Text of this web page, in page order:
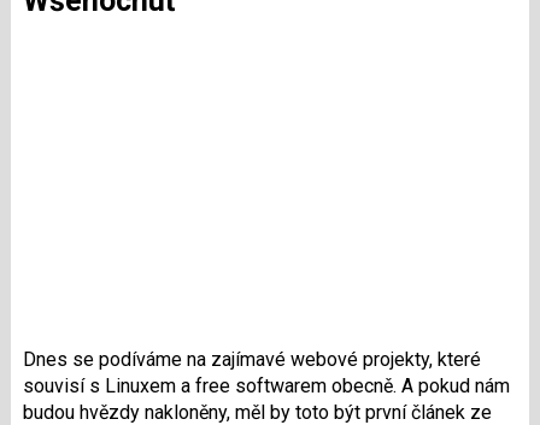
Dnes se podíváme na zajímavé webové projekty, které
souvisí s Linuxem a free softwarem obecně. A pokud nám
budou hvězdy nakloněny, měl by toto být první článek ze